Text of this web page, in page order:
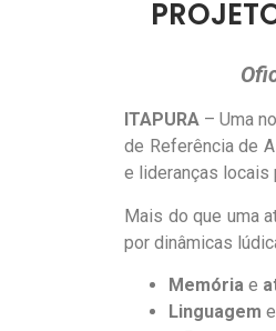
ITAPURA – Uma
de Referência de
e lideranças locais
Mais do que uma
por dinâmicas
Memória e
Linguagem e